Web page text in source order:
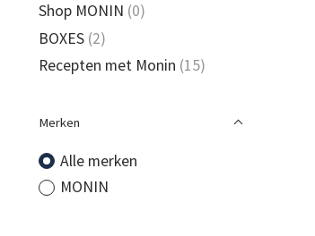
Shop MONIN (0)
BOXES (2)
Recepten met Monin (15)
Merken
Alle merken
MONIN